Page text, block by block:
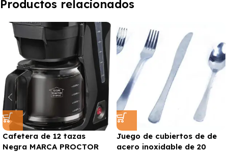
Productos relacionados
Cafetera de 12 tazas
Negra MARCA PROCTOR
Juego de cubiertos de de
acero inoxidable de 20